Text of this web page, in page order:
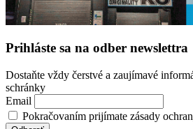
Prihláste sa na odber newslettra
Dostaňte vždy čerstvé a zaujímavé
schránky
Email
Pokračovaním prijímate zásady